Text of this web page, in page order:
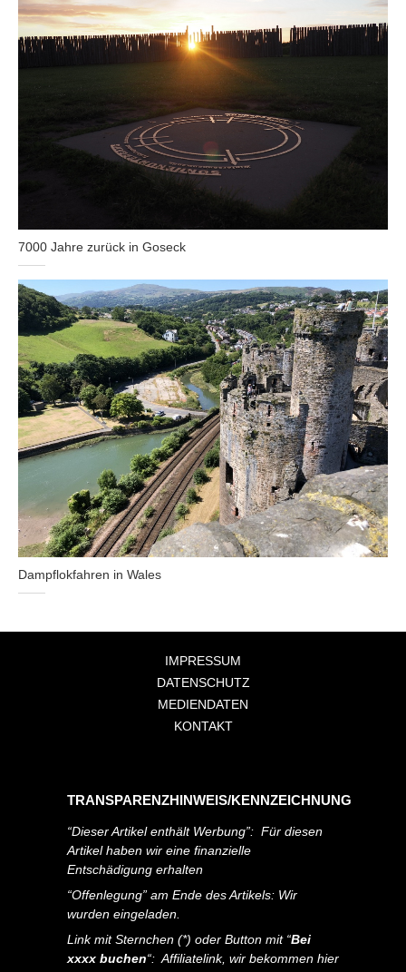
7000 Jahre zurück in Goseck
Dampflokfahren in Wales
IMPRESSUM
DATENSCHUTZ
MEDIENDATEN
KONTAKT
TRANSPARENZHINWEIS/KENNZEICHNUNG
“Dieser Artikel enthält Werbung”: Für diesen
Artikel haben wir eine finanzielle
Entschädigung erhalten
“Offenlegung” am Ende des Artikels: Wir
wurden eingeladen.
Link mit Sternchen (*) oder Button mit “Bei
xxxx buchen“: Affiliatelink, wir bekommen hier